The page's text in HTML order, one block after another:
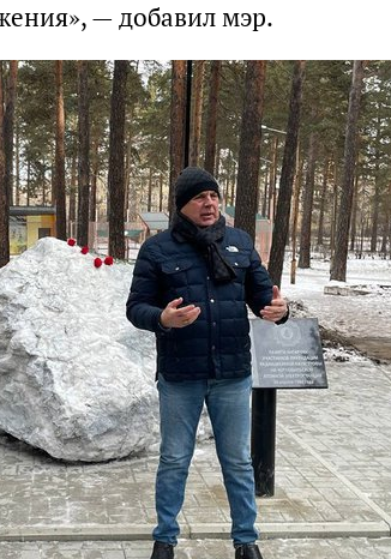
— добавил мэр.